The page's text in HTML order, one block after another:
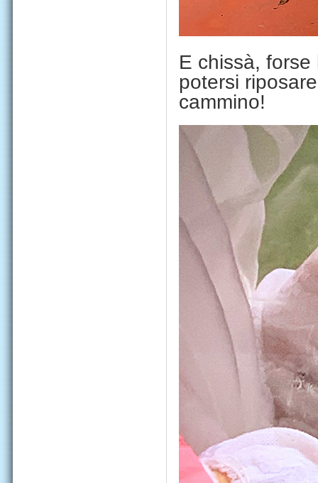
E chissà,
potersi
cammino!